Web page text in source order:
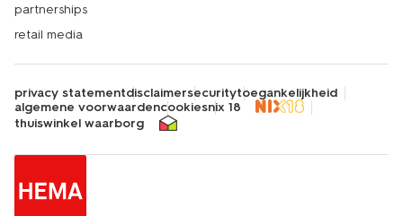
partnerships
retail media
privacy statementdisclaimersecuritytoegankelijkheid
algemene voorwaardencookiesnix 18
thuiswinkel waarborg